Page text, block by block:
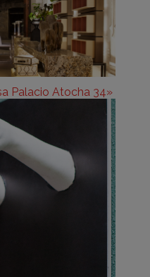
Palacio Atocha 34»